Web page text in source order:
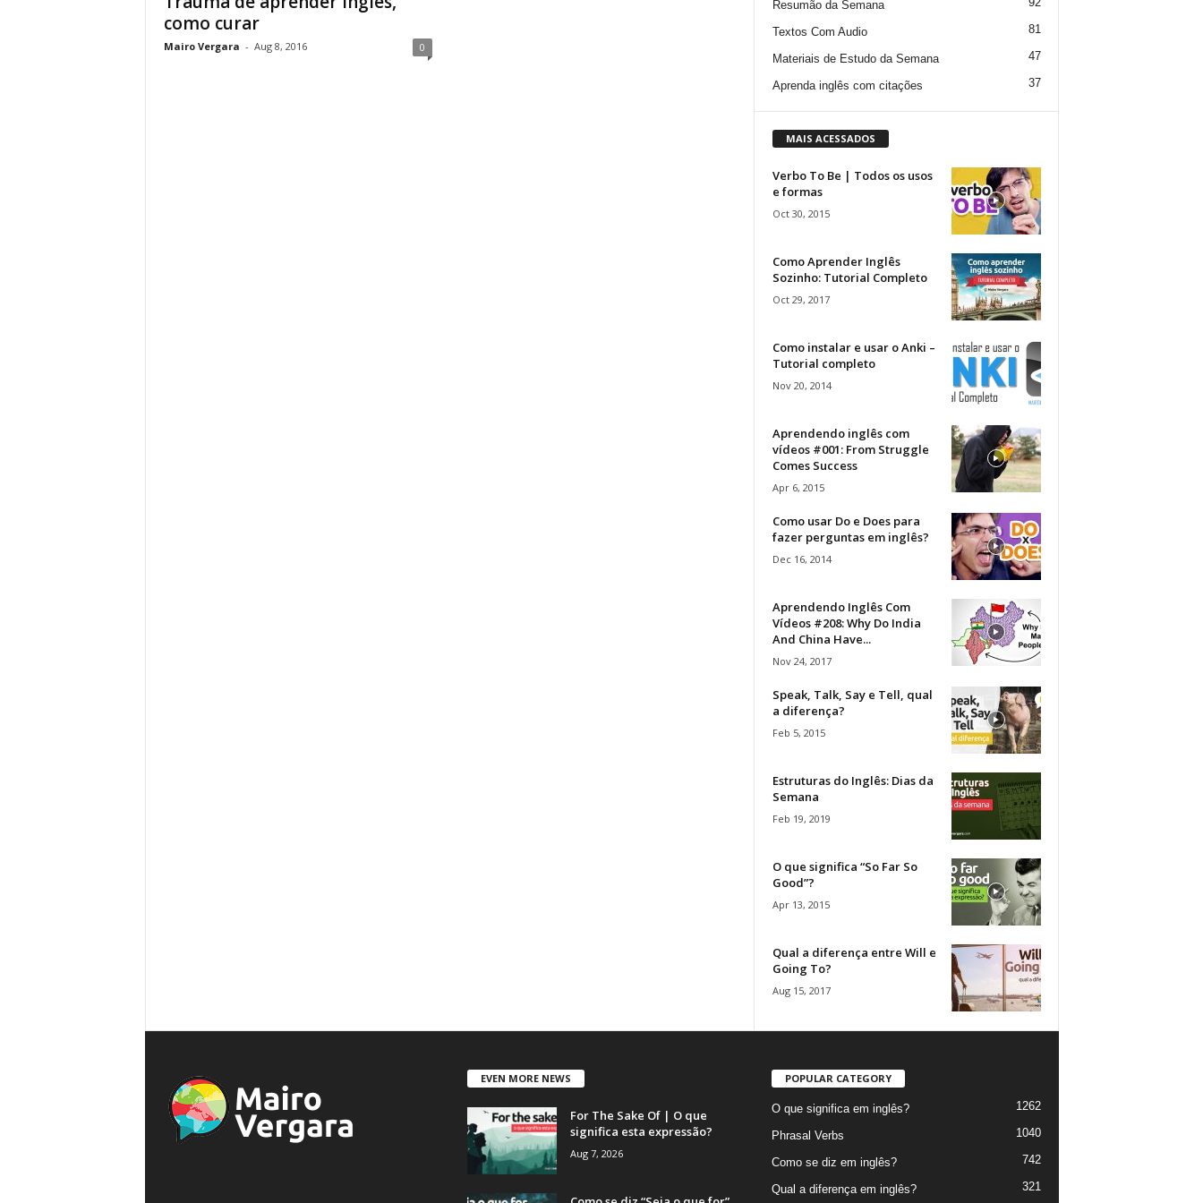
como curar
Mairo Vergara - Aug 8, 2016 0
Resumão da Semana
Textos Com Audio 81
Materiais de Estudo da Semana 47
Aprenda inglês com citações 37
MAIS ACESSADOS
Verbo To Be | Todos os usos
e formas
Oct 30, 2015
Como Aprender Inglês
Sozinho: Tutorial Completo
Oct 29, 2017
Como instalar e usar o Anki –
Tutorial completo
Nov 20, 2014
Aprendendo inglês com
vídeos #001: From Struggle
Comes Success
Apr 6, 2015
Como usar Do e Does para
fazer perguntas em inglês?
Dec 16, 2014
Aprendendo Inglês Com
Vídeos #208: Why Do India
And China Have...
Nov 24, 2017
Speak, Talk, Say e Tell, qual
a diferença?
Feb 5, 2015
Estruturas do Inglês: Dias da
Semana
Feb 19, 2019
O que significa “So Far So
Good”?
Apr 13, 2015
Qual a diferença entre Will e
Going To?
Aug 15, 2017
EVEN MORE NEWS
For The Sake Of | O que
significa esta expressão?
Aug 7, 2026
POPULAR CATEGORY
O que significa em inglês? 1262
Phrasal Verbs 1040
Como se diz em inglês? 742
Qual a diferença em inglês? 321